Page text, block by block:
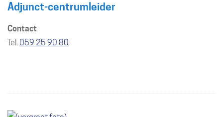
Adjunct-centrumleider
Contact
Tel./GSM
059 25 90 80